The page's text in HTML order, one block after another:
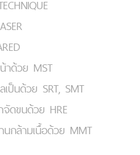
าด้วย MST
ป็นด้วย SRT, SMT
จัดขนด้วย HRE
นกล้ามเนื้อด้วย MMT